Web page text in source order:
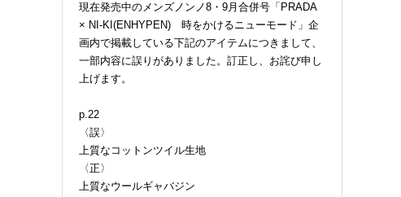
現在発売中のメンズノンノ8・9月合併号「PRADA
× NI-KI(ENHYPEN) 時をかけるニューモード」企
画内で掲載している下記のアイテムにつきまして、
一部内容に誤りがありました。訂正し、お詫び申し
上げます。
p.22
〈誤〉
上質なコットンツイル生地
〈正〉
上質なウールギャバジン